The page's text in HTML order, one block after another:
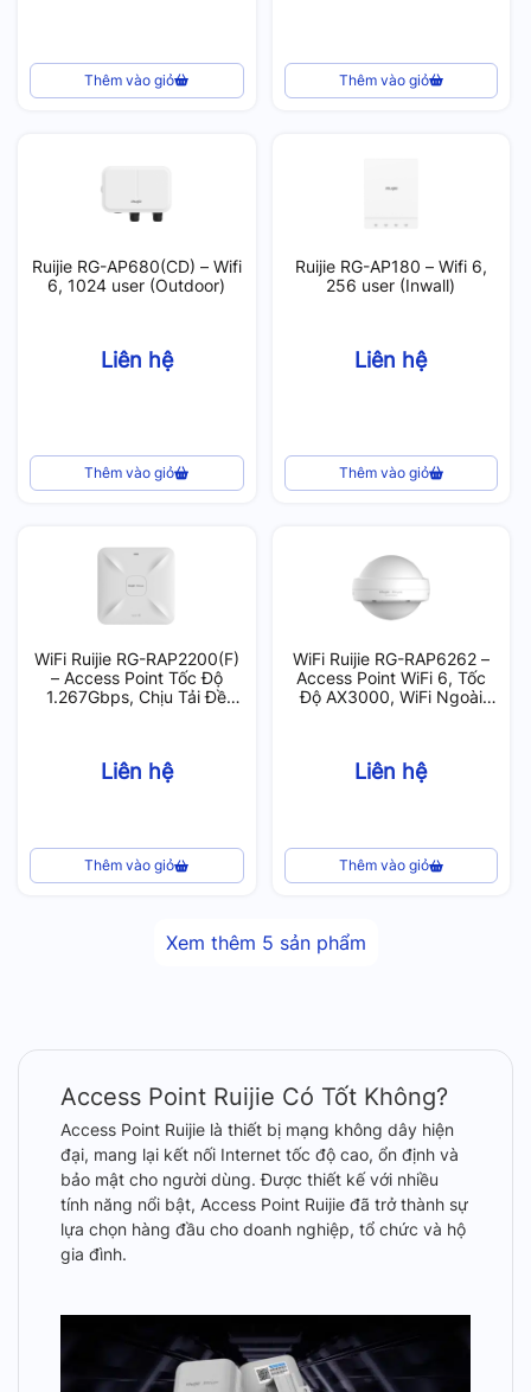
Thêm vào giỏ Thêm vào giỏ
Ruijie RG-AP680(CD) – Wifi
6, 1024 user (Outdoor)
Liên hệ
Thêm vào giỏ
Ruijie RG-AP180 – Wifi 6,
256 user (Inwall)
Liên hệ
Thêm vào giỏ
WiFi Ruijie RG-RAP2200(F)
– Access Point Tốc Độ
1.267Gbps, Chịu Tải Đề
Liên hệ
Thêm vào giỏ
WiFi Ruijie RG-RAP6262 –
Access Point WiFi 6, Tốc
Độ AX3000, WiFi Ngoài
Liên hệ
Thêm vào giỏ
Xem thêm 5 sản phẩm
Access Point Ruijie Có Tốt Không?
Access Point Ruijie là thiết bị mạng không dây hiện
đại, mang lại kết nối Internet tốc độ cao, ổn định và
bảo mật cho người dùng. Được thiết kế với nhiều
tính năng nổi bật, Access Point Ruijie đã trở thành sự
lựa chọn hàng đầu cho doanh nghiệp, tổ chức và hộ
gia đình.